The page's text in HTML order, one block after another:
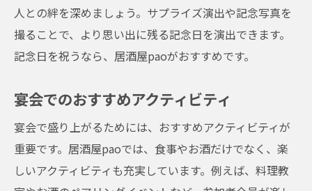
人との絆を深めましょう。サプライズ演出や記念写真を
撮ることで、より思い出に残る記念日を演出できます。
記念日を祝うなら、居酒屋paoがおすすめです。
宴会でのおすすめアクティビティ
宴会で盛り上がるためには、おすすめアクティビティが
重要です。居酒屋paoでは、食事やお酒だけでなく、楽
しいアクティビティも充実しています。例えば、料理教